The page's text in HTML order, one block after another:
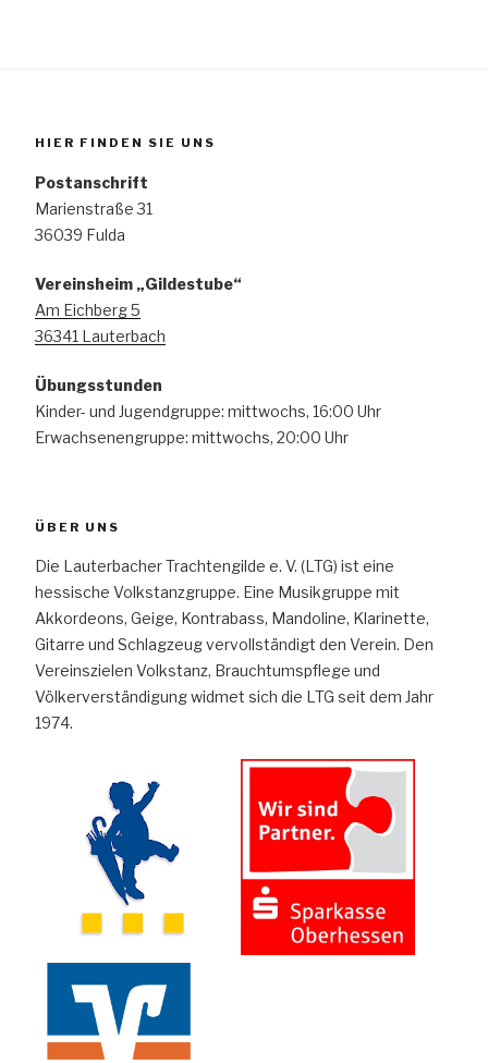
HIER FINDEN SIE UNS
Postanschrift
Marienstraße 31
36039 Fulda
Vereinsheim „Gildestube“
Am Eichberg 5
36341 Lauterbach
Übungsstunden
Kinder- und Jugendgruppe: mittwochs, 16:00 Uhr
Erwachsenengruppe: mittwochs, 20:00 Uhr
ÜBER UNS
Die Lauterbacher Trachtengilde e. V. (LTG) ist eine
hessische Volkstanzgruppe. Eine Musikgruppe mit
Akkordeons, Geige, Kontrabass, Mandoline, Klarinette,
Gitarre und Schlagzeug vervollständigt den Verein. Den
Vereinszielen Volkstanz, Brauchtumspflege und
Völkerverständigung widmet sich die LTG seit dem Jahr
1974.